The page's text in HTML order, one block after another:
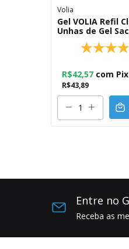
Volia
Gel VOLIA Refil
Unhas de Gel
R$43,89
R$42,57 com Pix
Entre no
Receba as